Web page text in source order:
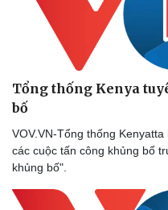
Tổng thống Kenya
bố
VOV.VN-Tổng thống
các cuộc tấn công khủng bố
khủng bố".